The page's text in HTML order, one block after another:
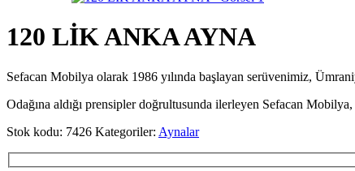
120 LİK ANKA AYNA
Sefacan Mobilya olarak 1986 yılında başlayan serüvenimiz,
Odağına aldığı prensipler doğrultusunda ilerleyen Sefacan
Stok kodu: 7426 Kategoriler: Aynalar